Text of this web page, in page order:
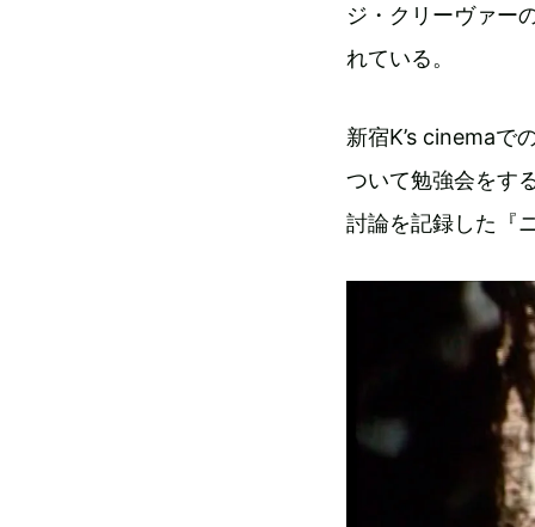
ジ・クリーヴァー
れている。
新宿K’s cinemaで
ついて勉強会をす
討論を記録した『